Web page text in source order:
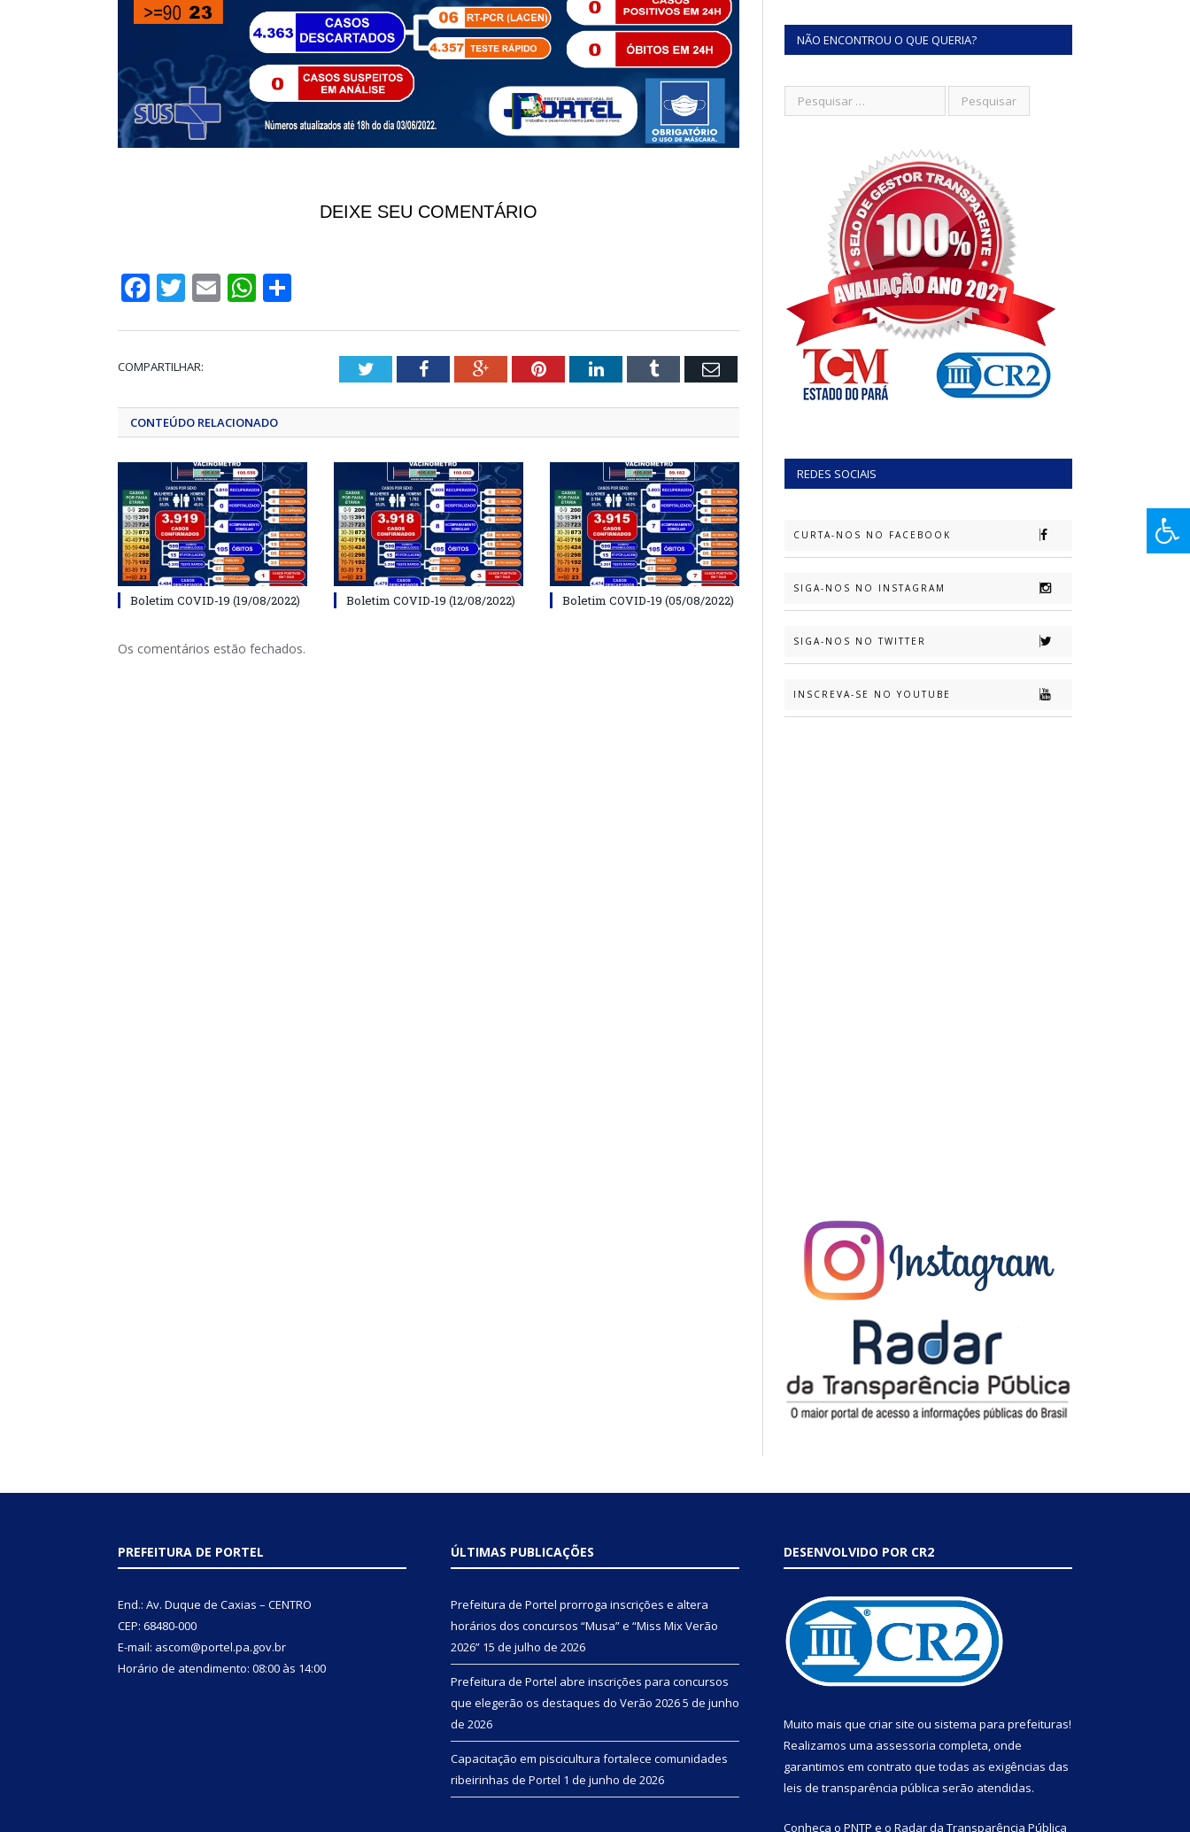
DEIXE SEU COMENTÁRIO
Facebook
Twitter
EmailWhatsApp
COMPARTILHAR: TwitterFacebookGoogle+PinterestLinkedInTumblr Email
CONTEÚDO RELACIONADO
Boletim COVID-19 (19/08/2022) Boletim COVID-19 (12/08/2022) Boletim COVID-19 (05/08/2022)
Os comentários estão fechados.
NÃO ENCONTROU O QUE QUERIA?
REDES SOCIAIS
CURTA-NOS NO FACEBOOK
SIGA-NOS NO INSTAGRAM
SIGA-NOS NO TWITTER
INSCREVA-SE NO YOUTUBE
PREFEITURA DE PORTEL
End.: Av. Duque de Caxias – CENTRO
CEP: 68480-000
E-mail: ascom@portel.pa.gov.br
Horário de atendimento: 08:00 às 14:00
ÚLTIMAS PUBLICAÇÕES
Prefeitura de Portel prorroga inscrições e altera
horários dos concursos “Musa” e “Miss Mix Verão
2026” 15 de julho de 2026
Prefeitura de Portel abre inscrições para concursos
que elegerão os destaques do Verão 20265 de junho
de 2026
Capacitação em piscicultura fortalece comunidades
ribeirinhas de Portel 1 de junho de 2026
DESENVOLVIDO POR CR2
Muito mais que criar site ou sistema para prefeituras!
Realizamos uma assessoria completa, onde
garantimos em contrato que todas as exigências das
leis de transparência pública serão atendidas.
Conheça o PNTP e o Radar da Transparência Pública